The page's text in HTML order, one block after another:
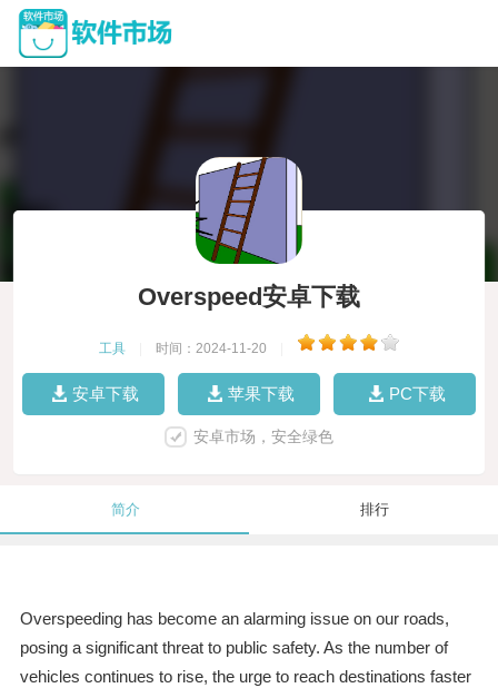
Overspeed安卓下载
工具 时间：2024-11-20
安卓下载 苹果下载 PC下载
安卓市场，安全绿色
简介 排行
Overspeeding has become an alarming issue on our roads,
posing a significant threat to public safety. As the number of
vehicles continues to rise, the urge to reach destinations faster